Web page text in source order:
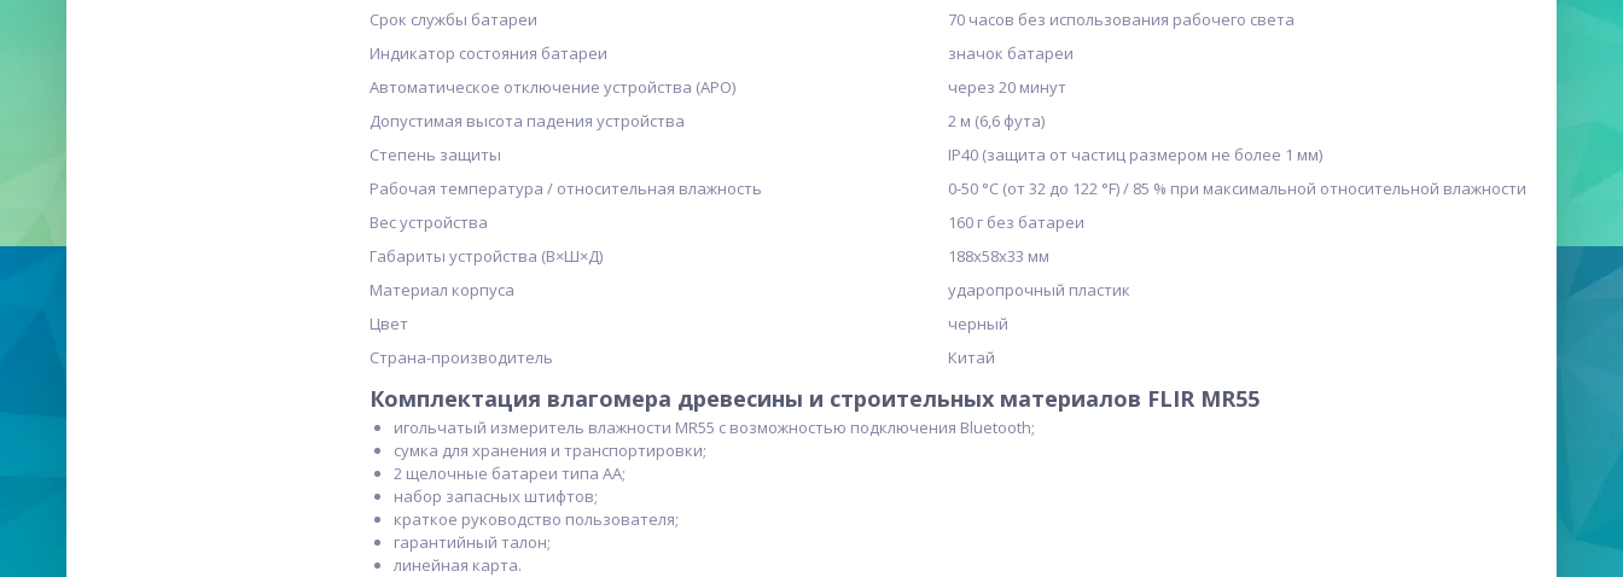
Срок службы батареи
70 часов без использования рабочего света
Индикатор состояния батареи
значок батареи
Автоматическое отключение устройства (APO)
через 20 минут
Допустимая высота падения устройства
2 м (6,6 фута)
Степень защиты
IP40 (защита от частиц размером не более 1 мм)
Рабочая температура / относительная влажность
0-50 °C (от 32 до 122 °F) / 85 % при максимальной относительной влажности
Вес устройства
160 г без батареи
Габариты устройства (В×Ш×Д)
188х58х33 мм
Материал корпуса
ударопрочный пластик
Цвет
черный
Страна-производитель
Китай
Комплектация влагомера древесины и строительных материалов FLIR MR55
игольчатый измеритель влажности MR55 с возможностью подключения Bluetooth;
сумка для хранения и транспортировки;
2 щелочные батареи типа АА;
набор запасных штифтов;
краткое руководство пользователя;
гарантийный талон;
линейная карта.